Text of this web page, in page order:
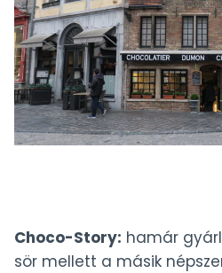
Choco-Story: hamár
sör mellett a másik